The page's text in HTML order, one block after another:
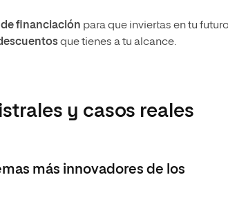
financiación para que inviertas en tu
que tienes a tu alcance.
y casos reales
más innovadores de los